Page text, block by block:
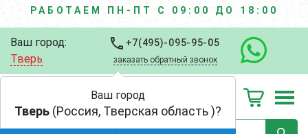
РАБОТАЕМ ПН-ПТ С 09:00 ДО 18:00
Ваш город:
Тверь
+7(495)-095-95-05
заказать обратный звонок
Ваш город
Тверь (Россия, Тверская область )?